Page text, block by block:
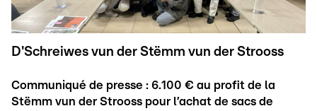
D'Schreiwes vun der Stëmm vun der Strooss
Communiqué de presse : 6.100 € au profit de la
Stëmm vun der Strooss pour l’achat de sacs de